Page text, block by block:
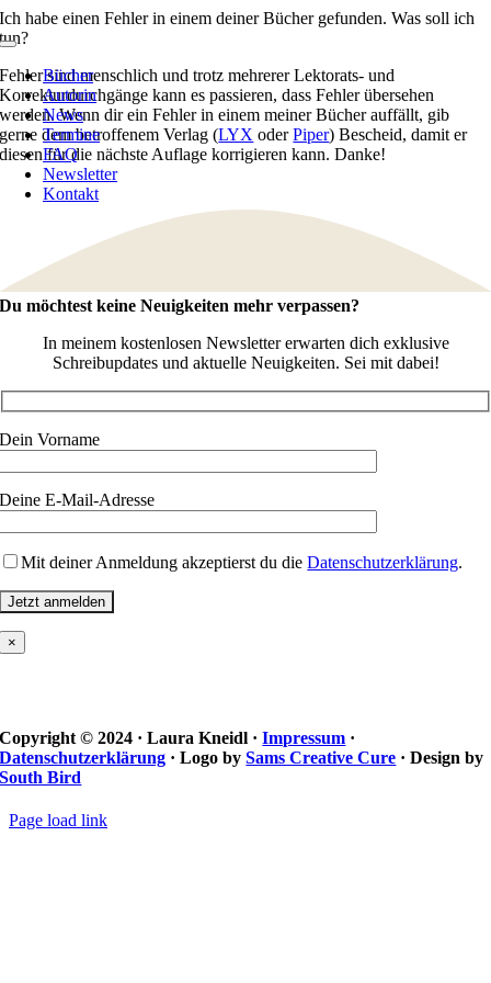
Zum
Inhalt
Toggle
Navigation
Bücher
Autorin
News
Termine
FAQ
Newsletter
Kontakt
Ich habe einen Fehler in einem deiner Bücher gefunden. Was soll ich
tun?
Fehler sind menschlich und trotz mehrerer Lektorats- und
Korrekturdurchgänge kann es passieren, dass Fehler übersehen
werden. Wenn dir ein Fehler in einem meiner Bücher auffällt, gib
gerne dem betroffenem Verlag (LYX oderPiper) Bescheid, damit er
diesen für die nächste Auflage korrigieren kann. Danke!
Du möchtest keine Neuigkeiten mehr verpassen?
In meinem kostenlosen Newsletter erwarten dich exklusive
Schreibupdates und aktuelle Neuigkeiten. Sei mit dabei!
Dein Vorname
Deine E-Mail-Adresse
Mit deiner Anmeldung akzeptierst du dieDatenschutzerklärung.
×
Copyright © 2024 · Laura Kneidl ·Impressum ·
Datenschutzerklärung · Logo bySams Creative Cure · Design by
South Bird
Page load link